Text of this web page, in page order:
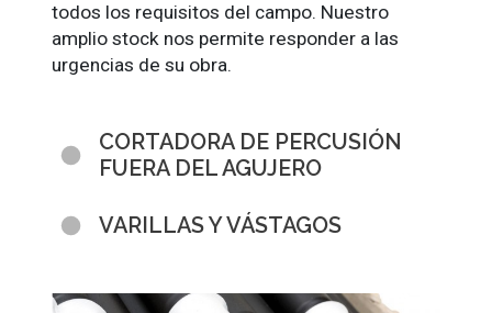
todos los requisitos del campo. Nuestro
amplio stock nos permite responder a las
urgencias de su obra.
CORTADORA DE PERCUSIÓN
FUERA DEL AGUJERO
VARILLAS Y VÁSTAGOS